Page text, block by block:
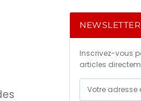
NEWSLETTER
Inscrivez-vous
articles